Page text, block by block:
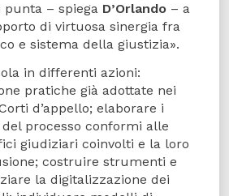
punta – spiega D’Orlando – a
di virtuosa sinergia fra
e sistema della giustizia».
in differenti azioni:
pratiche già adottate nei
d’appello; elaborare i
processo conformi alle
giudiziari coinvolti e la loro
costruire strumenti e
la digitalizzazione dei